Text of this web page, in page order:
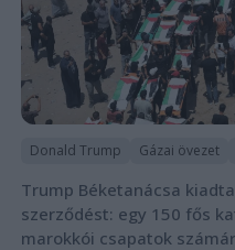
Donald Trump Gázai övezet
Trump Béketanácsa
szerződést: egy 150 fős
marokkói csapatok